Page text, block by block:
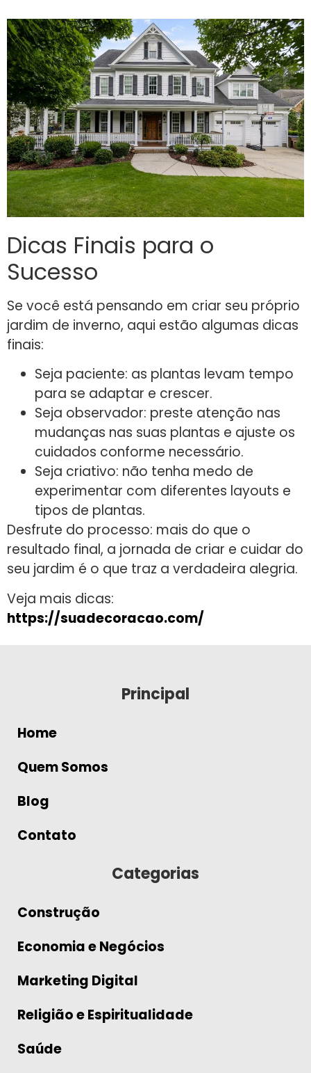
Dicas Finais para o
Sucesso
Se você está pensando em criar seu próprio
jardim de inverno, aqui estão algumas dicas
finais:
Seja paciente: as plantas levam tempo
para se adaptar e crescer.
Seja observador: preste atenção nas
mudanças nas suas plantas e ajuste os
cuidados conforme necessário.
Seja criativo: não tenha medo de
experimentar com diferentes layouts e
tipos de plantas.
Desfrute do processo: mais do que o
resultado final, a jornada de criar e cuidar do
seu jardim é o que traz a verdadeira alegria.
Veja mais dicas:
https://suadecoracao.com/
Principal
Home
Quem Somos
Blog
Contato
Categorias
Construção
Economia e Negócios
Marketing Digital
Religião e Espiritualidade
Saúde